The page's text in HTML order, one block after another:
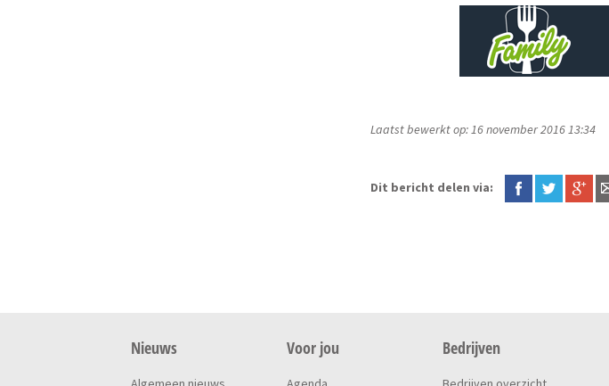
Laatst bewerkt op: 16 november 2016 13:34
Dit bericht delen via:
Nieuws Voor jou Bedrijven